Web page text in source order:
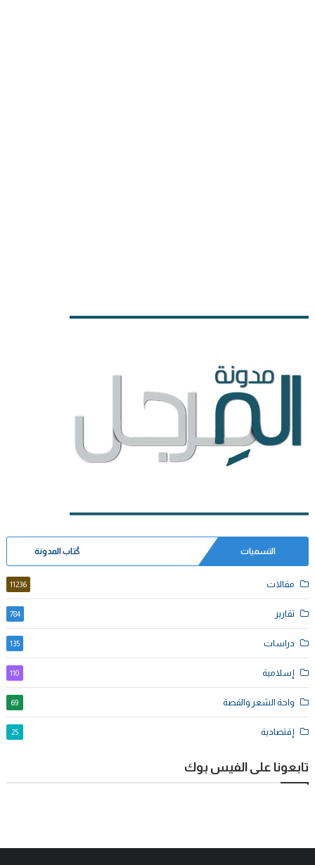
التسميات كُتاب المدونة
مقالات 11236
تقارير 784
دراسات 135
إسلامية 110
واحة الشعر والقصة 69
إقتصادية 25
تابعونا على الفيس بوك